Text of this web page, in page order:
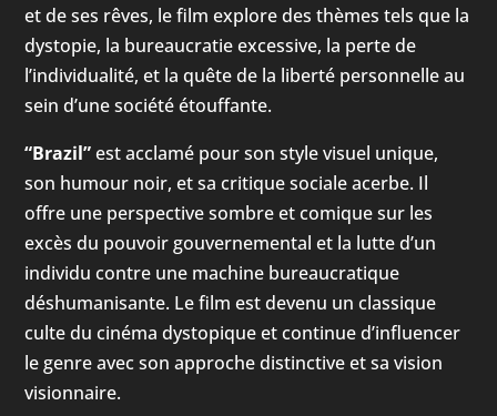
et de ses rêves, le film explore des thèmes tels que la
dystopie, la bureaucratie excessive, la perte de
l’individualité, et la quête de la liberté personnelle au
sein d’une société étouffante.
“Brazil”est acclamé pour son style visuel unique,
son humour noir, et sa critique sociale acerbe. Il
offre une perspective sombre et comique sur les
excès du pouvoir gouvernemental et la lutte d’un
individu contre une machine bureaucratique
déshumanisante. Le film est devenu un classique
culte du cinéma dystopique et continue d’influencer
le genre avec son approche distinctive et sa vision
visionnaire.